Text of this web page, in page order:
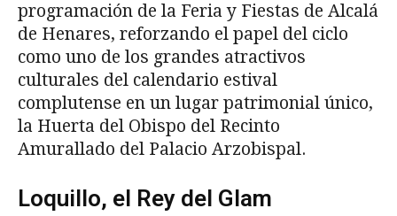
programación de la Feria y Fiestas de Alcalá
de Henares, reforzando el papel del ciclo
como uno de los grandes atractivos
culturales del calendario estival
complutense en un lugar patrimonial único,
la Huerta del Obispo del Recinto
Amurallado del Palacio Arzobispal.
Loquillo, el Rey del Glam